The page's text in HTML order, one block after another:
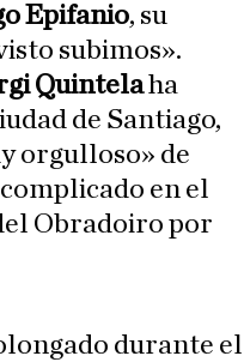
Epifanio, su
subimos».
Quintelaha
de Santiago,
orgulloso» de
en el
Obradoiro por
durante el